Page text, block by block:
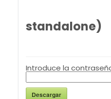
standalone)
Introduce la
Descargar